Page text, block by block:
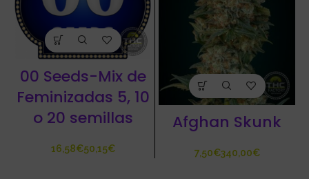
00 Seeds-Mix de
Feminizadas 5, 10
o 20 semillas
€ €
Afghan Skunk
€ €